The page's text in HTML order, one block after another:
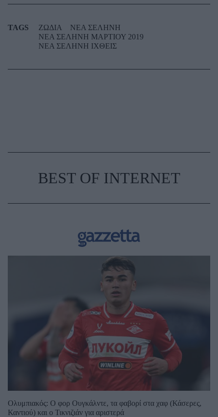
TAGS ΖΩΔΙΑ
ΝΕΑ ΣΕΛΗΝΗ
ΝΕΑ ΣΕΛΗΝΗ ΜΑΡΤΙΟΥ 2019
ΝΕΑ ΣΕΛΗΝΗ ΙΧΘΕΙΣ
BEST OF INTERNET
Ολυμπιακός: Ο φορ Ουγκάλντε, τα φαβορί στα χαφ (Κάσερες,
Καντιού) και ο Τικνιζιάν για αριστερά